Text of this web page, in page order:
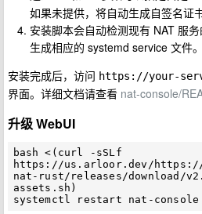
如果未提供，将自动生成自签名证书
安装脚本会自动检测现有 NAT 服
生成相应的 systemd service 文件。
安装完成后，访问 https://your-
界面。详细文档请查看 nat-console/
升级 WebUI
bash <(curl -sSLf
https://us.arloor.dev/
nat-rust/releases/download/
assets.sh)